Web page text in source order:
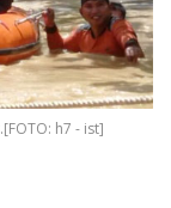
h7 - ist]